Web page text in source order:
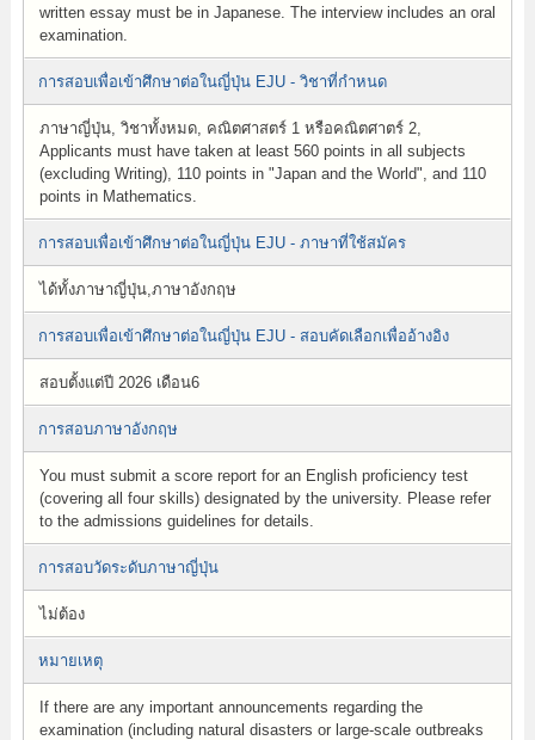
written essay must be in Japanese. The interview includes an oral
examination.
การสอบเพื่อเข้าศึกษาต่อในญี่ปุ่น EJU - วิชาที่กำหนด
ภาษาญี่ปุ่น, วิชาทั้งหมด, คณิตศาสตร์ 1 หรือคณิตศาตร์ 2,
Applicants must have taken at least 560 points in all subjects
(excluding Writing), 110 points in "Japan and the World", and 110
points in Mathematics.
การสอบเพื่อเข้าศึกษาต่อในญี่ปุ่น EJU - ภาษาที่ใช้สมัคร
ได้ทั้งภาษาญี่ปุ่น,ภาษาอังกฤษ
การสอบเพื่อเข้าศึกษาต่อในญี่ปุ่น EJU - สอบคัดเลือกเพื่ออ้างอิง
สอบตั้งแต่ปี 2026 เดือน6
การสอบภาษาอังกฤษ
You must submit a score report for an English proficiency test
(covering all four skills) designated by the university. Please refer
to the admissions guidelines for details.
การสอบวัดระดับภาษาญี่ปุ่น
ไม่ต้อง
หมายเหตุ
If there are any important announcements regarding the
examination (including natural disasters or large-scale outbreaks